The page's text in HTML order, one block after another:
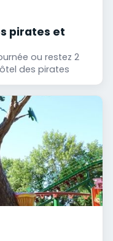
pirates et
ou restez 2
des pirates